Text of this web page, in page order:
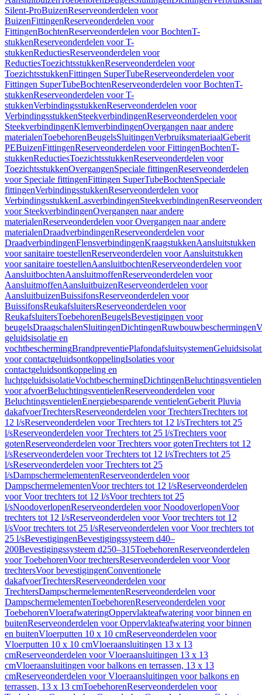
Silent-ProBuizenReserveonderdelen voor
BuizenFittingenReserveonderdelen voor
FittingenBochtenReserveonderdelen voor BochtenT-
stukkenReserveonderdelen voor T-
stukkenReductiesReserveonderdelen voor
ReductiesToezichtsstukkenReserveonderdelen voor
ToezichtsstukkenFittingen SuperTubeReserveonderdelen voor
Fittingen SuperTubeBochtenReserveonderdelen voor BochtenT-
stukkenReserveonderdelen voor T-
stukkenVerbindingsstukkenReserveonderdelen voor
VerbindingsstukkenSteekverbindingenReserveonderdelen voor
SteekverbindingenKlemverbindingenOvergangen naar andere
materialenToebehorenBeugelsSluitingenVerbruiksmateriaalGeberit
PEBuizenFittingenReserveonderdelen voor FittingenBochtenT-
stukkenReductiesToezichtsstukkenReserveonderdelen voor
ToezichtsstukkenOvergangenSpeciale fittingenReserveonderdelen
voor Speciale fittingenFittingen SuperTubeBochtenSpeciale
fittingenVerbindingsstukkenReserveonderdelen voor
VerbindingsstukkenLasverbindingenSteekverbindingen
voor SteekverbindingenOvergangen naar andere
materialenReserveonderdelen voor Overgangen naar andere
materialenDraadverbindingenReserveonderdelen voor
DraadverbindingenFlensverbindingenKraagstukkenAansluitstukken
voor sanitaire toestellenReserveonderdelen voor Aansluitstukken
voor sanitaire toestellenAansluitbochtenReserveonderdelen voor
AansluitbochtenAansluitmoffenReserveonderdelen voor
AansluitmoffenAansluitbuizenReserveonderdelen voor
AansluitbuizenBuissifonsReserveonderdelen voor
BuissifonsReukafsluitersReserveonderdelen voor
ReukafsluitersToebehorenBeugelsBevestigingen voor
beugelsDraagschalenSluitingenDichtingenRuwbouwbeschermingen
geluidsisolatie en
vochtbeschermingBrandpreventiePlafondafsluitsystemen
voor contactgeluidsontkoppelingIsolaties voor
contactgeluidsontkoppeling en
luchtgeluidsisolatieVochtbeschermingDichtingenBeluchtingsventielen
voor afvoerBeluchtingsventielenReserveonderdelen voor
BeluchtingsventielenEnergiebesparende ventielenGeberit Pluvia
dakafvoerTrechtersReserveonderdelen voor TrechtersTrechters tot
12 l/sReserveonderdelen voor Trechters tot 12 l/sTrechters tot 25
l/sReserveonderdelen voor Trechters tot 25 l/sTrechters voor
gotenReserveonderdelen voor Trechters voor gotenTrechters tot 12
l/sReserveonderdelen voor Trechters tot 12 l/sTrechters tot 25
l/sReserveonderdelen voor Trechters tot 25
l/sDampschermelementenReserveonderdelen voor
DampschermelementenVoor trechters tot 12 l/sReserveonderdelen
voor Voor trechters tot 12 l/sVoor trechters tot 25
l/sNoodoverlopenReserveonderdelen voor NoodoverlopenVoor
trechters tot 12 l/sReserveonderdelen voor Voor trechters tot 12
l/sVoor trechters tot 25 l/sReserveonderdelen voor Voor trechters tot
25 l/sBevestigingenBevestigingssysteem d40–
200Bevestigingssysteem d250–315ToebehorenReserveonderdelen
voor ToebehorenVoor trechtersReserveonderdelen voor Voor
trechtersVoor bevestigingenConventionele
dakafvoerTrechtersReserveonderdelen voor
TrechtersDampschermelementenReserveonderdelen voor
DampschermelementenToebehorenReserveonderdelen voor
ToebehorenVloerafwateringOppervlakteafwatering voor binnen en
buitenReserveonderdelen voor Oppervlakteafwatering voor binnen
en buitenVloerputten 10 x 10 cmReserveonderdelen voor
Vloerputten 10 x 10 cmVloeraansluitingen 13 x 13
cmReserveonderdelen voor Vloeraansluitingen 13 x 13
cmVloeraansluitingen voor balkons en terrassen, 13 x 13
cmReserveonderdelen voor Vloeraansluitingen voor balkons en
terrassen, 13 x 13 cmToebehorenReserveonderdelen voor